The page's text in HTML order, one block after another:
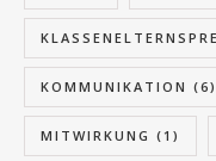
KOMMUNIKATION (6)
MITWIRKUNG (1)